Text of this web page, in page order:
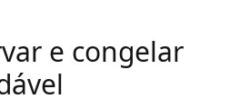
e congelar